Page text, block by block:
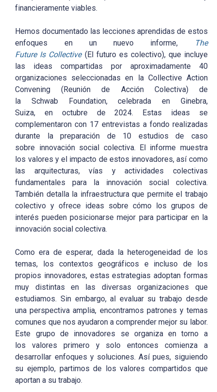
financieramente viables.
Hemos documentado las lecciones aprendidas de estos
enfoques en un nuevo informe,
The
Future Is Collective (El futuro es colectivo), que incluye
las ideas compartidas por aproximadamente 40
organizaciones seleccionadas en la Collective Action
Convening (Reunión de Acción Colectiva) de
la Schwab Foundation, celebrada en Ginebra,
Suiza, en octubre de 2024. Estas ideas se
complementaron con 17 entrevistas a fondo realizadas
durante la preparación de 10 estudios de caso
sobre innovación social colectiva. El informe muestra
los valores y el impacto de estos innovadores, así como
las arquitecturas, vías y actividades colectivas
fundamentales para la innovación social colectiva.
También detalla la infraestructura que permite el trabajo
colectivo y ofrece ideas sobre cómo los grupos de
interés pueden posicionarse mejor para participar en la
innovación social colectiva.
Como era de esperar, dada la heterogeneidad de los
temas, los contextos geográficos e incluso de los
propios innovadores, estas estrategias adoptan formas
muy distintas en las diversas organizaciones que
estudiamos. Sin embargo, al evaluar su trabajo desde
una perspectiva amplia, encontramos patrones y temas
comunes que nos ayudaron a comprender mejor su labor.
Este grupo de innovadores se organiza en torno a
los valores primero y solo entonces comienza a
desarrollar enfoques y soluciones. Así pues, siguiendo
su ejemplo, partimos de los valores compartidos que
aportan a su trabajo.